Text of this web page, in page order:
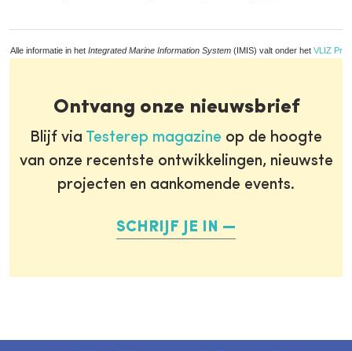
Alle informatie in het Integrated Marine Information System (IMIS) valt onder het VLIZ
Ontvang onze nieuwsbrief
Blijf via Testerep magazine op de hoogte
van onze recentste ontwikkelingen, nieuwste
projecten en aankomende events.
SCHRIJF JE IN